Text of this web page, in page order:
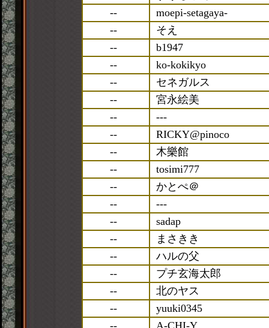
--
moepi-setagaya-
--
そえ
--
b1947
--
ko-kokikyo
--
セネガルス
--
宮永絵美
--
---
--
RICKY@pinoco
--
木樂館
--
tosimi777
--
かとぺ＠
--
---
--
sadap
--
まさきき
--
ハルの父
--
プチ玄海太郎
--
北のヤス
--
yuuki0345
--
A-CHI-Y